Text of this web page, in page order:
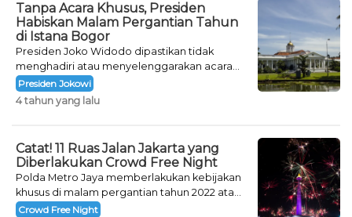
Tanpa Acara Khusus, Presiden
Habiskan Malam Pergantian Tahun
di Istana Bogor
Presiden Joko Widodo dipastikan tidak
menghadiri atau menyelenggarakan acara
khusus untuk mengisi malam pergantian
tahun.
Presiden Jokowi
4 tahun yang lalu
Catat! 11 Ruas Jalan Jakarta yang
Diberlakukan Crowd Free Night
Polda Metro Jaya memberlakukan kebijakan
khusus di malam pergantian tahun 2022 atau
Crowd Free Night selama dua hari.
Crowd Free Night